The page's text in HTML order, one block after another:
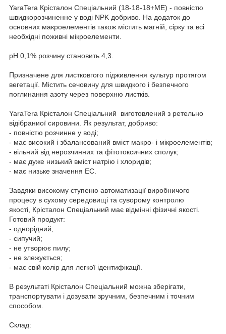
YaraTera Крісталон Спеціальний (18-18-18+МЕ) - повністю
швидкорозчиненне у воді NPK добриво. На додаток до
основних макроелементів також містить магній, сірку та всі
необхідні поживні мікроелементи.
рН 0,1% розчину становить 4,3.
Призначене для листковгого підживлення культур протягом
вегетації. Містить сечовину для швидкого і безпечного
поглинання азоту через поверхню листків.
YaraTera Крісталон Спеціальний виготовлений з ретельно
відібраниої сировини. Як результат, добриво:
- повністю розчинне у воді;
- має високий і збалансований вміст макро- і мікроелементів;
- вільний від нерозчинних та фітотоксичних сполук;
- має дуже низький вміст натрію і хлоридів;
- має низьке значення EC.
Завдяки високому ступеню автоматизації виробничого
процесу в сухому середовищі та суворому контролю
якості, Крісталон Спеціальний має відмінні фізичні якості.
Готовий продукт:
- однорідний;
- сипучий;
- не утворює пилу;
- не злежується;
- має свій колір для легкої ідентифікації.
В результаті Крісталон Спеціальний можна зберігати,
транспортувати і дозувати зручним, безпечним і точним
способом.
Склад: